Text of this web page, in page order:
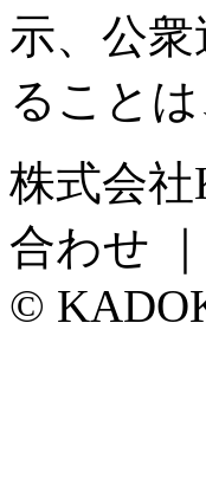
示、公
ること
株式会
合わせ
©